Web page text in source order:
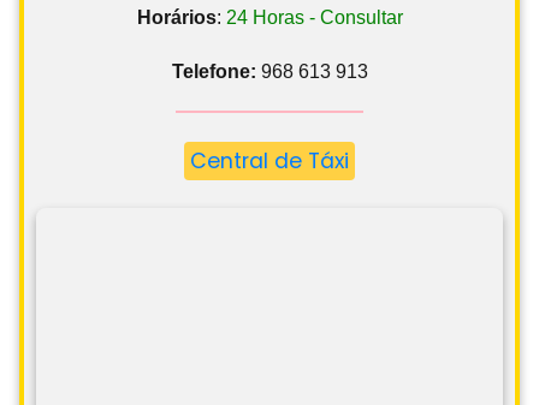
Horários: 24 Horas - Consultar
Telefone: 968 613 913
Central de Táxi